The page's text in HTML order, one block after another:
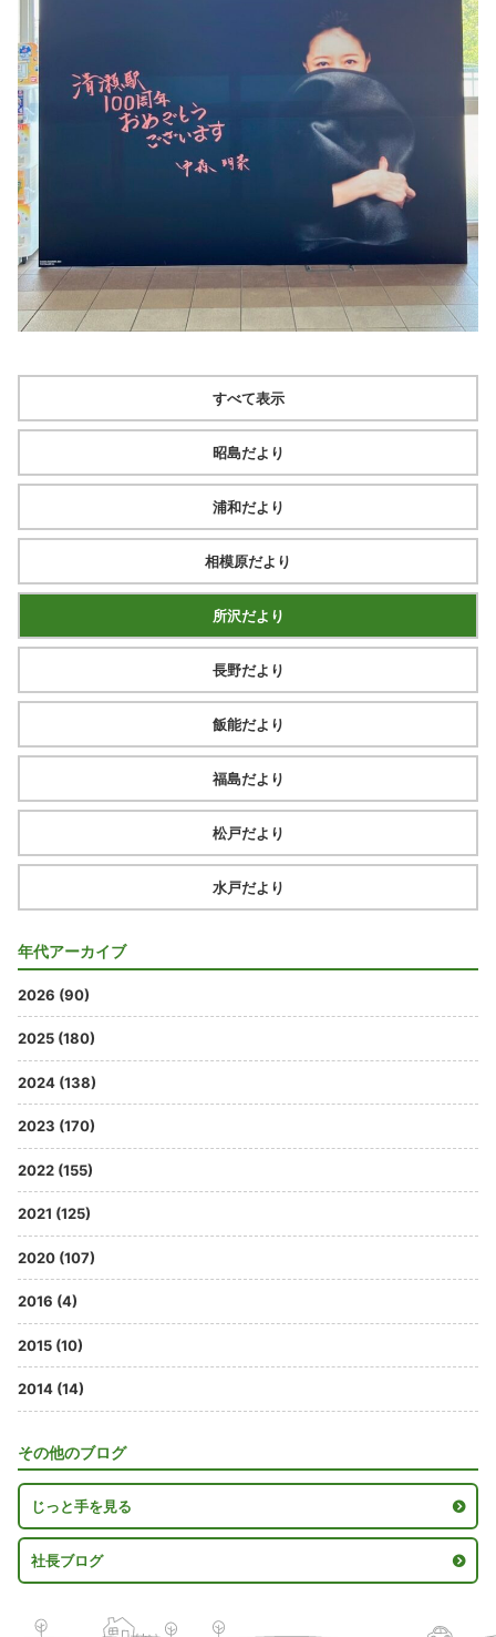
すべて表示
昭島だより
浦和だより
相模原だより
所沢だより
長野だより
飯能だより
福島だより
松戸だより
水戸だより
年代アーカイブ
2026 (90)
2025 (180)
2024 (138)
2023 (170)
2022 (155)
2021 (125)
2020 (107)
2016 (4)
2015 (10)
2014 (14)
その他のブログ
じっと手を見る
社長ブログ